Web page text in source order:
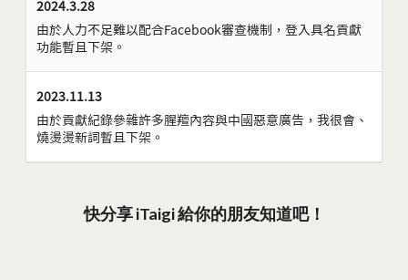
2024.3.28
由於人力不足難以配合Facebook審查機制，登入具名貢獻
功能暫且下架。
2023.11.13
由於貢獻紀錄參雜許多腥羶內容與中國惡意廣告，我很會、
燒燙燙新詞暫且下架。
快分享 iTaigi 給你的朋友知道吧！